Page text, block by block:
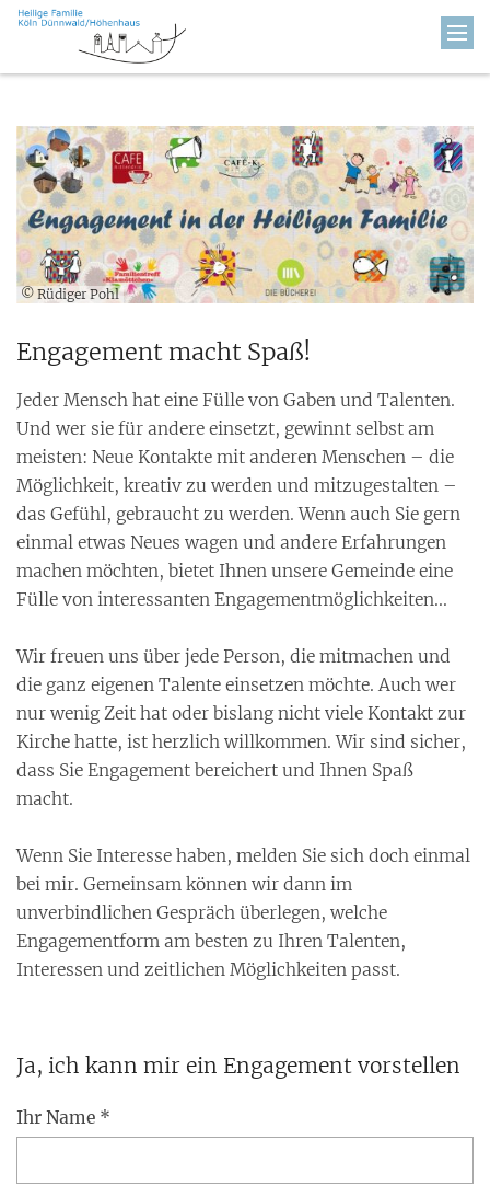
Zum Inhalt springen
© Rüdiger Pohl
Engagement macht Spaß!
Jeder Mensch hat eine Fülle von Gaben und Talenten.
Und wer sie für andere einsetzt, gewinnt selbst am
meisten: Neue Kontakte mit anderen Menschen – die
Möglichkeit, kreativ zu werden und mitzugestalten –
das Gefühl, gebraucht zu werden. Wenn auch Sie gern
einmal etwas Neues wagen und andere Erfahrungen
machen möchten, bietet Ihnen unsere Gemeinde eine
Fülle von interessanten Engagementmöglichkeiten...
Wir freuen uns über jede Person, die mitmachen und
die ganz eigenen Talente einsetzen möchte. Auch wer
nur wenig Zeit hat oder bislang nicht viele Kontakt zur
Kirche hatte, ist herzlich willkommen. Wir sind sicher,
dass Sie Engagement bereichert und Ihnen Spaß
macht.
Wenn Sie Interesse haben, melden Sie sich doch einmal
bei mir. Gemeinsam können wir dann im
unverbindlichen Gespräch überlegen, welche
Engagementform am besten zu Ihren Talenten,
Interessen und zeitlichen Möglichkeiten passt.
Ja, ich kann mir ein Engagement vorstellen
Ihr Name *